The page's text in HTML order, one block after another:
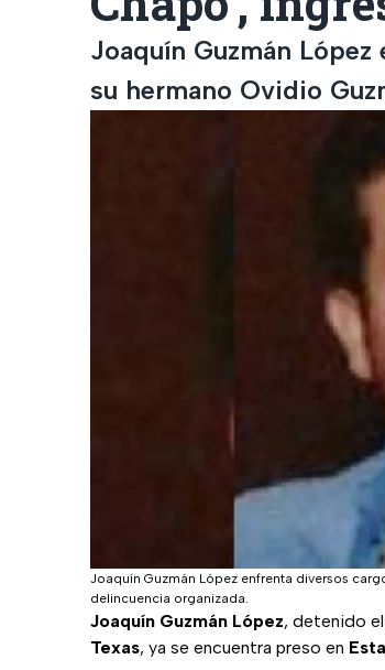
Joaquín Guzmán
su hermano Ovidio
Joaquín Guzmán López enfrenta diversos
delincuencia organizada.
Joaquín Guzmán López, detenido
Texas, ya se encuentra preso en